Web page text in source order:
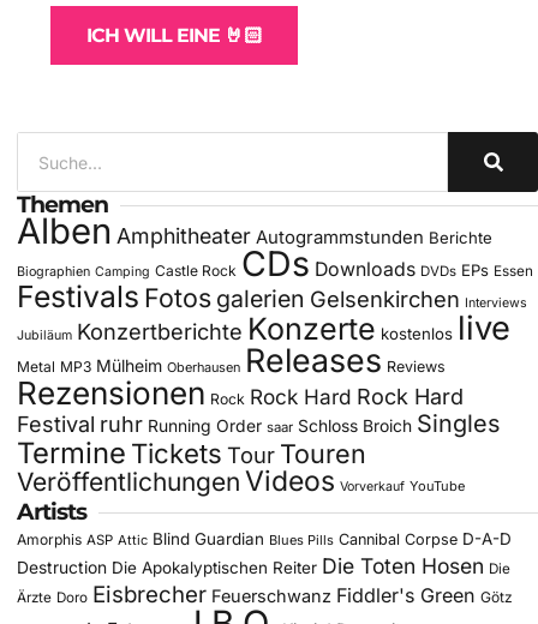
ICH WILL EINE 🤘🏻
Themen
Alben Amphitheater Autogrammstunden Berichte
Biographien Camping Castle Rock CDs Downloads DVDs EPs Essen
Festivals Fotos galerien Gelsenkirchen Interviews
Jubiläum Konzertberichte Konzerte kostenlos live
Metal MP3 Mülheim Oberhausen Releases Reviews
Rezensionen Rock Rock Hard Rock Hard
Festival ruhr Running Order saar Schloss Broich Singles
Termine Tickets Tour Touren
Veröffentlichungen Videos Vorverkauf YouTube
Artists
Amorphis ASP Attic Blind Guardian Blues Pills Cannibal Corpse D-A-D
Destruction Die Apokalyptischen Reiter Die Toten Hosen Die
Ärzte Doro Eisbrecher Feuerschwanz Fiddler's Green Götz